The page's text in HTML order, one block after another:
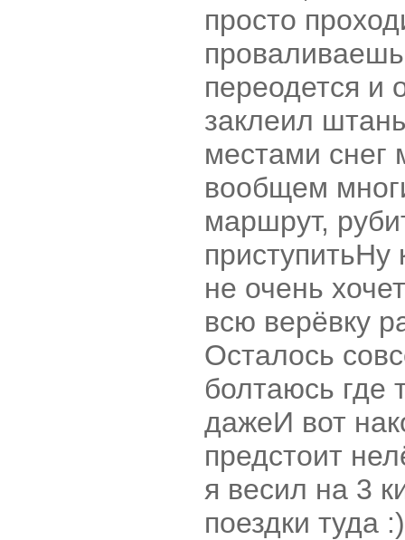
просто
переодется и
заклеил
местами снег
вообщем
маршрут,
приступитьНу
не очень
всю верёвку
Осталось
болтаюсь где
дажеИ вот
предстоит
я весил на 3
поездки туда :)